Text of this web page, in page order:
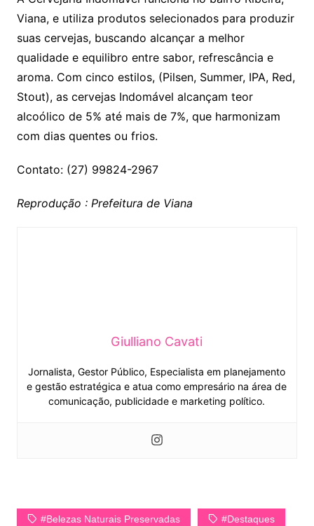
Viana, e utiliza produtos selecionados para produzir
suas cervejas, buscando alcançar a melhor
qualidade e equilibro entre sabor, refrescância e
aroma. Com cinco estilos, (Pilsen, Summer, IPA, Red,
Stout), as cervejas Indomável alcançam teor
alcoólico de 5% até mais de 7%, que harmonizam
com dias quentes ou frios.
Contato: (27) 99824-2967
Reprodução : Prefeitura de Viana
Giulliano Cavati
Jornalista, Gestor Público, Especialista em planejamento
e gestão estratégica e atua como empresário na área de
comunicação, publicidade e marketing político.
#Belezas Naturais Preservadas #Destaques